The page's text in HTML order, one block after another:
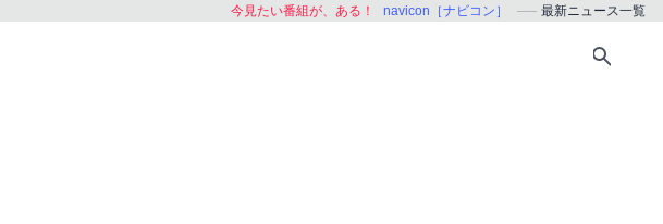
今見たい番組が、ある！ navicon［ナビコン］ 最新ニュース一覧